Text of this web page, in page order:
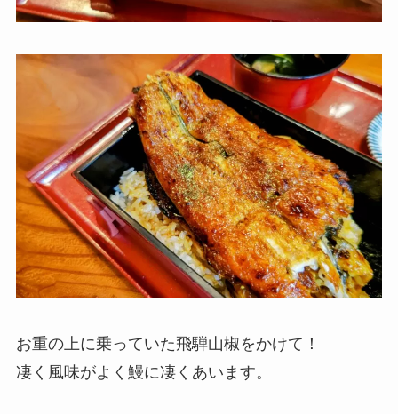
お重の上に乗っていた飛騨山椒をかけて！
凄く風味がよく鰻に凄くあいます。